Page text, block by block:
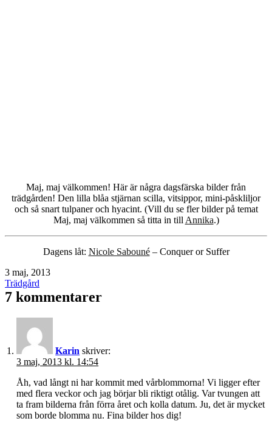
Maj, maj välkommen! Här är några dagsfärska bilder från
trädgården! Den lilla blåa stjärnan scilla, vitsippor, mini-påskliljor
och så snart tulpaner och hyacint. (Vill du se fler bilder på temat
Maj, maj välkommen så titta in till Annika.)
Dagens låt: Nicole Sabouné– Conquer or Suffer
Publicerat
den
3 maj, 2013
Kategoriserat
som
Trädgård
7 kommentarer
Karin skriver:
3 maj, 2013 kl. 14:54
Åh, vad långt ni har kommit med vårblommorna! Vi ligger efter
med flera veckor och jag börjar bli riktigt otålig. Var tvungen att
ta fram bilderna från förra året och kolla datum. Ju, det är mycket
som borde blomma nu. Fina bilder hos dig!